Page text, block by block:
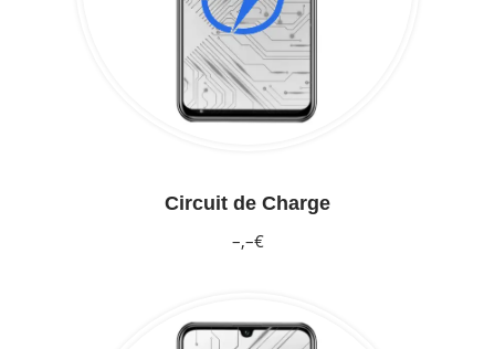
Circuit de Charge
–,–€